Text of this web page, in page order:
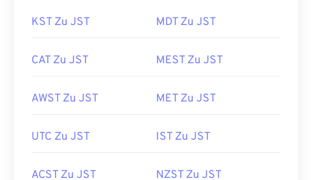
KST Zu JST MDT Zu JST
CAT Zu JST MEST Zu JST
AWST Zu JST MET Zu JST
UTC Zu JST IST Zu JST
ACST Zu JST NZST Zu JST